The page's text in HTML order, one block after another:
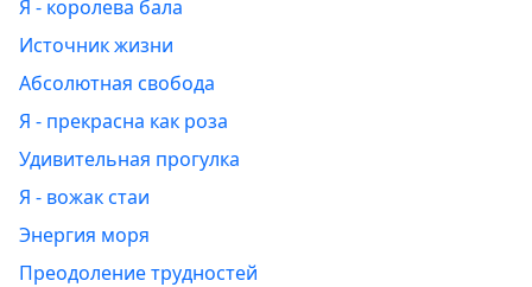
Я - королева бала
Источник жизни
Абсолютная свобода
Я - прекрасна как роза
Удивительная прогулка
Я - вожак стаи
Энергия моря
Преодоление трудностей